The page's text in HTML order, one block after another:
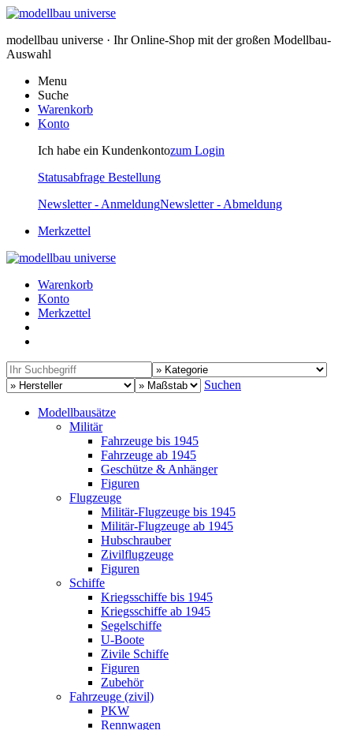
modellbau universe · Ihr Online-Shop mit der großen Modellbau-
Auswahl
Menu
Suche
Warenkorb
Konto
Ich habe ein Kundenkontozum Login
Statusabfrage Bestellung
Newsletter - AnmeldungNewsletter - Abmeldung
Merkzettel
Warenkorb
Konto
Merkzettel
Suchen
Modellbausätze
Militär
Fahrzeuge bis 1945
Fahrzeuge ab 1945
Geschütze & Anhänger
Figuren
Flugzeuge
Militär-Flugzeuge bis 1945
Militär-Flugzeuge ab 1945
Hubschrauber
Zivilflugzeuge
Figuren
Schiffe
Kriegsschiffe bis 1945
Kriegsschiffe ab 1945
Segelschiffe
U-Boote
Zivile Schiffe
Figuren
Zubehör
Fahrzeuge (zivil)
PKW
Rennwagen